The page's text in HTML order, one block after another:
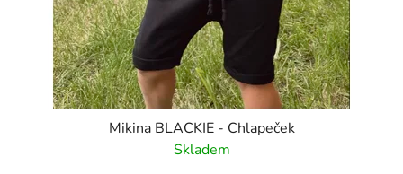
Mikina BLACKIE - Chlapeček
Skladem